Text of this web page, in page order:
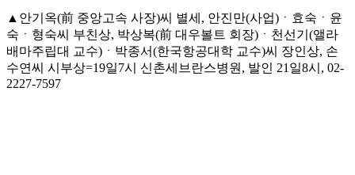
▲안기옥(前 중앙고속 사장)씨 별세, 안진만(사업)ㆍ효숙ㆍ윤
숙ㆍ형숙씨 부친상, 박상복(前 대우볼트 회장)ㆍ천선기(앨라
배마주립대 교수)ㆍ박종서(한국항공대학 교수)씨 장인상, 손
수연씨 시부상=19일7시 신촌세브란스병원, 발인 21일8시, 02-
2227-7597